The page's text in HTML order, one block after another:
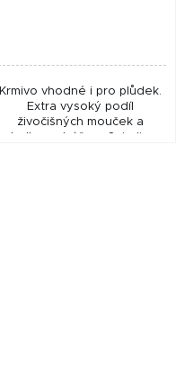
Krmivo vhodné i pro plůdek.
Extra vysoký podíl
živočišných mouček a
sladkovodní řasy Spirulina